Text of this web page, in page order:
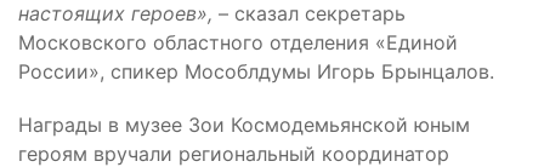
настоящих героев», – сказал секретарь
Московского областного отделения «Единой
России», спикер Мособлдумы Игорь Брынцалов.
Награды в музее Зои Космодемьянской юным
героям вручали региональный координатор